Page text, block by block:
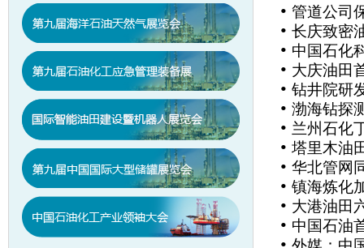
• 管道公司
• 长庆致密
• 中国石化
• 大庆油田
• 钻井院研
• 渤海钻探
• 兰州石化
• 塔里木油
• 华北管网
• 镇海炼化
• 大港油田
• 中国石油